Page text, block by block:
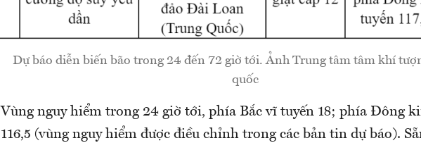
Dự báo diễn biến bão trong 24 đến 72 giờ tới. Ảnh Trung tâm tâm khí
quốc
Vùng nguy hiểm trong 24 giờ tới, phía Bắc vĩ tuyến 18; phía Đông
116,5 (vùng nguy hiểm được điều chỉnh trong các bản tin dự báo).